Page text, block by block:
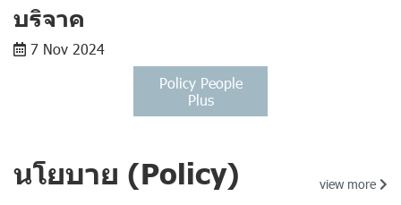
บริจาค
7 Nov 2024
Policy People
Plus
นโยบาย (Policy) view more